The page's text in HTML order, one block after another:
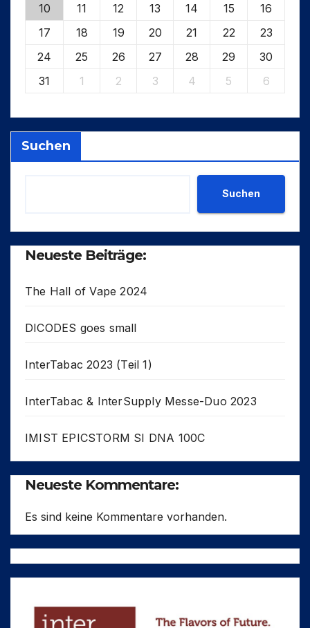
10
11 12 13 14 15
16
17
18 19 20 21 22
23
24
25 26 27 28 29
30
31
1 2 3 4 5 6
Suchen
Suchen
Neueste Beiträge:
The Hall of Vape 2024
DICODES goes small
InterTabac 2023 (Teil 1)
InterTabac & InterSupply Messe-Duo 2023
IMIST EPICSTORM SI DNA 100C
Neueste Kommentare:
Es sind keine Kommentare vorhanden.